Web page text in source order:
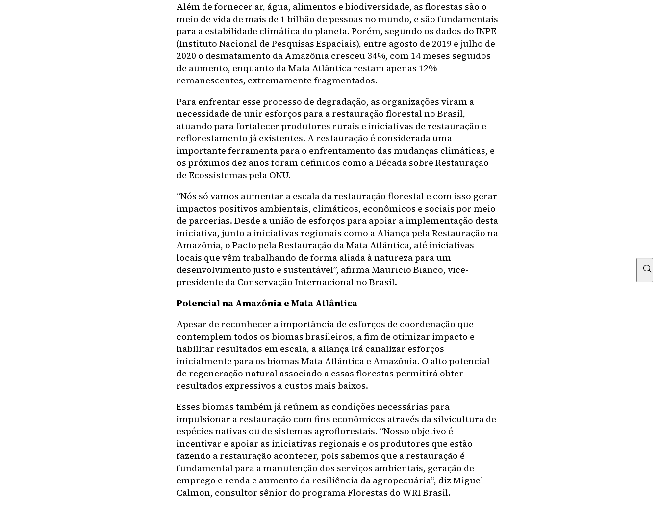
Além de fornecer ar, água, alimentos e biodiversidade, as florestas são o
meio de vida de mais de 1 bilhão de pessoas no mundo, e são fundamentais
para a estabilidade climática do planeta. Porém, segundo os dados do INPE
(Instituto Nacional de Pesquisas Espaciais), entre agosto de 2019 e julho de
2020 o desmatamento da Amazônia cresceu 34%, com 14 meses seguidos
de aumento, enquanto da Mata Atlântica restam apenas 12%
remanescentes, extremamente fragmentados.
Para enfrentar esse processo de degradação, as organizações viram a
necessidade de unir esforços para a restauração florestal no Brasil,
atuando para fortalecer produtores rurais e iniciativas de restauração e
reflorestamento já existentes. A restauração é considerada uma
importante ferramenta para o enfrentamento das mudanças climáticas, e
os próximos dez anos foram definidos como a Década sobre Restauração
de Ecossistemas pela ONU.
“Nós só vamos aumentar a escala da restauração florestal e com isso gerar
impactos positivos ambientais, climáticos, econômicos e sociais por meio
de parcerias. Desde a união de esforços para apoiar a implementação desta
iniciativa, junto a iniciativas regionais como a Aliança pela Restauração na
Amazônia, o Pacto pela Restauração da Mata Atlântica, até iniciativas
locais que vêm trabalhando de forma aliada à natureza para um
desenvolvimento justo e sustentável”, afirma Mauricio Bianco, vice-
presidente da Conservação Internacional no Brasil.
Potencial na Amazônia e Mata Atlântica
Apesar de reconhecer a importância de esforços de coordenação que
contemplem todos os biomas brasileiros, a fim de otimizar impacto e
habilitar resultados em escala, a aliança irá canalizar esforços
inicialmente para os biomas Mata Atlântica e Amazônia. O alto potencial
de regeneração natural associado a essas florestas permitirá obter
resultados expressivos a custos mais baixos.
Esses biomas também já reúnem as condições necessárias para
impulsionar a restauração com fins econômicos através da silvicultura de
espécies nativas ou de sistemas agroflorestais. “Nosso objetivo é
incentivar e apoiar as iniciativas regionais e os produtores que estão
fazendo a restauração acontecer, pois sabemos que a restauração é
fundamental para a manutenção dos serviços ambientais, geração de
emprego e renda e aumento da resiliência da agropecuária”, diz Miguel
Calmon, consultor sênior do programa Florestas do WRI Brasil.